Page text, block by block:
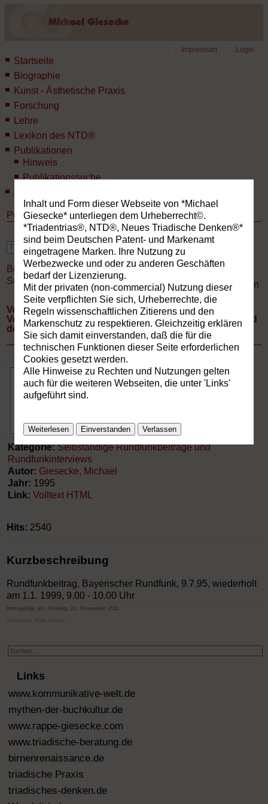
Login
Impressum
Startseite
Biographie
Kunst - Ästhetische Praxis
Forschung
Lehre
Lexikon des NTD®
Publikationen
Hinweis
Publikationssuche
Aktuelles
Suchen
Links
www.kommunikative-welt.de
mythen-der-buchkultur.de
www.rappe-giesecke.com
www.triadische-beratung.de
birnenrenaissance.de
triadische Praxis
triadisches-denken.de
Publikationen
Buchverzeichnis»
Selbständige Rundfunkbeiträge und Rundfunkinterviews
Drucken
Von den Mythen der Buchkultur über die
Versprechungen der Neuen Medien in das Jahrtausend
des Gesprächs.
Kategorie:Selbständige Rundfunkbeiträge und
Rundfunkinterviews
Autor: Giesecke, Michael
Jahr: 1995
Link: Volltext HTML
Hits: 2540
Kurzbeschreibung
Rundfunkbeitrag, Bayerischer Rundfunk, 9.7.95, wiederholt
am 1.1. 1999, 9.00 - 10.00 Uhr
hinzugefügt am: Montag, 21. November 2011
Inhalt und Form dieser Webseite von *Michael
Giesecke* unterliegen dem Urheberrecht©.
*Triadentrias®, NTD®, Neues Triadische Denken®*
sind beim Deutschen Patent- und Markenamt
eingetragene Marken. Ihre Nutzung zu
Werbezwecke und oder zu anderen Geschäften
bedarf der Lizenzierung.
Mit der privaten (non-commercial) Nutzung dieser
Seite verpflichten Sie sich, Urheberrechte, die
Regeln wissenschaftlichen Zitierens und den
Markenschutz zu respektieren. Gleichzeitig erklären
Sie sich damit einverstanden, daß die für die
technischen Funktionen dieser Seite erforderlichen
Cookies gesetzt werden.
Alle Hinweise zu Rechten und Nutzungen gelten
auch für die weiteren Webseiten, die unter 'Links'
aufgeführt sind.
Weiterlesen Einverstanden Verlassen